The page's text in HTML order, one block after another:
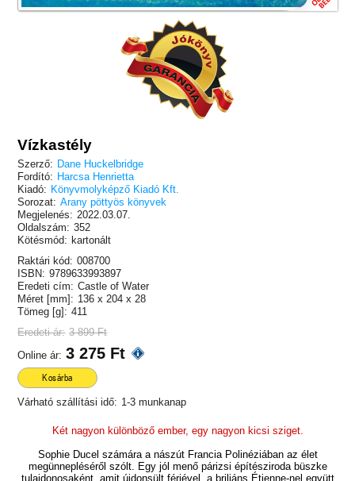
Vízkastély
Szerző: Dane Huckelbridge
Fordító: Harcsa Henrietta
Kiadó: Könyvmolyképző Kiadó Kft.
Sorozat: Arany pöttyös könyvek
Megjelenés: 2022.03.07.
Oldalszám: 352
Kötésmód: kartonált
Raktári kód: 008700
ISBN: 9789633993897
Eredeti cím: Castle of Water
Méret [mm]: 136 x 204 x 28
Tömeg [g]: 411
Eredeti ár: 3 899 Ft
Online ár: 3 275 Ft
Kosárba
Várható szállítási idő: 1-3 munkanap
Két nagyon különböző ember, egy nagyon kicsi sziget.
Sophie Ducel számára a nászút Francia Polinéziában az élet
megünnepléséről szólt. Egy jól menő párizsi építésziroda büszke
tulajdonosaként, amit újdonsült férjével, a briliáns Étienne-nel együtt